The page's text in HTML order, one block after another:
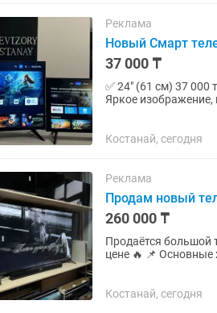
Реклама
Новый Смарт
37 000 ₸
✅ 24" (61 см) 37 000
Яркое изображение,
Костанай, сегодня
Реклама
Продам новый
260 000 ₸
Продаётся большой
цене 🔥 📌 Основные
Костанай, сегодня